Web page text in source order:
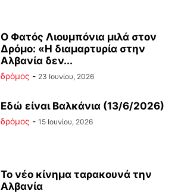
Ο Φατός Λιουμπόνια μιλά στον
Δρόμο: «Η διαμαρτυρία στην
Αλβανία δεν...
δρόμος - 23 Ιουνίου, 2026
Εδώ είναι Βαλκάνια (13/6/2026)
δρόμος - 15 Ιουνίου, 2026
Το νέο κίνημα ταρακουνά την
Αλβανία